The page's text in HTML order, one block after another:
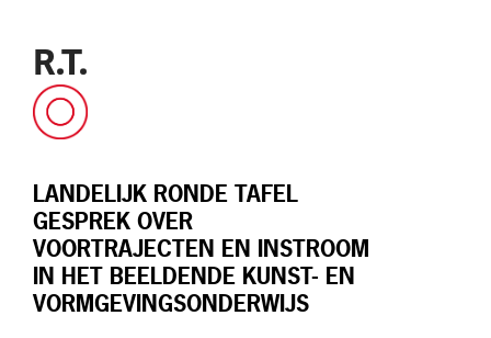
contentR.T.
LANDELIJK RONDE TAFEL
GESPREK OVER
VOORTRAJECTEN EN INSTROOM
IN HET BEELDENDE KUNST- EN
VORMGEVINGSONDERWIJS